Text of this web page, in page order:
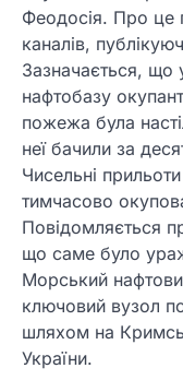
Феодосія. Про це
каналів,
Зазначається, що
нафтобазу
пожежа була
неї бачили за
Чисельні
тимчасово
Повідомляється
що саме було
Морський
ключовий вузол
шляхом на
України.